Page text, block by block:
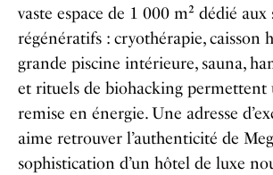
vaste espace de 1 000 m² dédié aux
régénératifs : cryothérapie, caisson
grande piscine intérieure, sauna,
et rituels de biohacking permettent
remise en énergie. Une adresse
aime retrouver l’authenticité de
sophistication d’un hôtel de luxe